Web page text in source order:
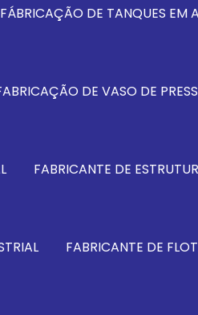
FÁBRICAÇÃO DE TANQUES EM
DE VASO DE
FABRICANTE DE
FABRICANTE DE